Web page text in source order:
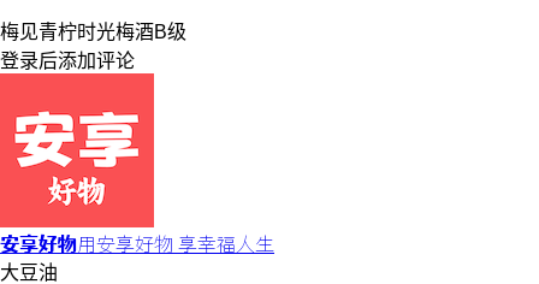
梅见青柠时光梅酒B级
登录后添加评论
安享好物用安享好物 享幸福人生
大豆油